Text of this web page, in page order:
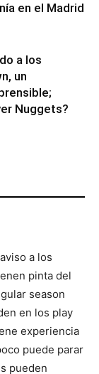
en el Madrid
a los
un
Nuggets?
a los
pinta del
season
en los play
experiencia
puede parar
pueden